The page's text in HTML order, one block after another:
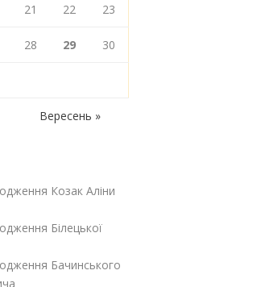
21 22 23
28 29 30
Вересень »
Козак Аліни
Білецької
Бачинського